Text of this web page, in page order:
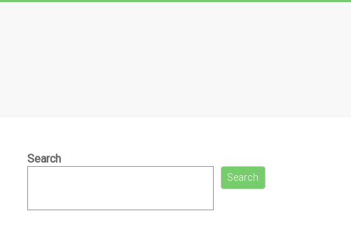
Search
Search